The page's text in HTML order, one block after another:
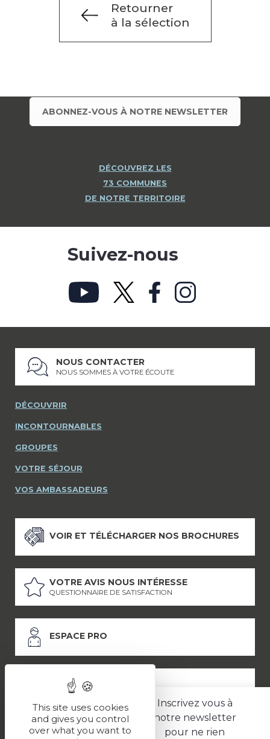
Retourner
à la sélection
Inscrivez vous à
notre newsletter
pour ne rien
ABONNEZ-VOUS À NOTRE NEWSLETTER
DÉCOUVREZ LES
73 COMMUNES
DE NOTRE TERRITOIRE
Suivez-nous
NOUS CONTACTER
NOUS SOMMES À VOTRE ÉCOUTE
DÉCOUVRIR
INCONTOURNABLES
GROUPES
VOTRE SÉJOUR
VOS AMBASSADEURS
VOIR ET TÉLÉCHARGER NOS BROCHURES
VOTRE AVIS NOUS INTÉRESSE
QUESTIONNAIRE DE SATISFACTION
ESPACE PRO
ESPACE PRESSE
LES PARTENAIRES
This site uses cookies
and gives you control
over what you want to